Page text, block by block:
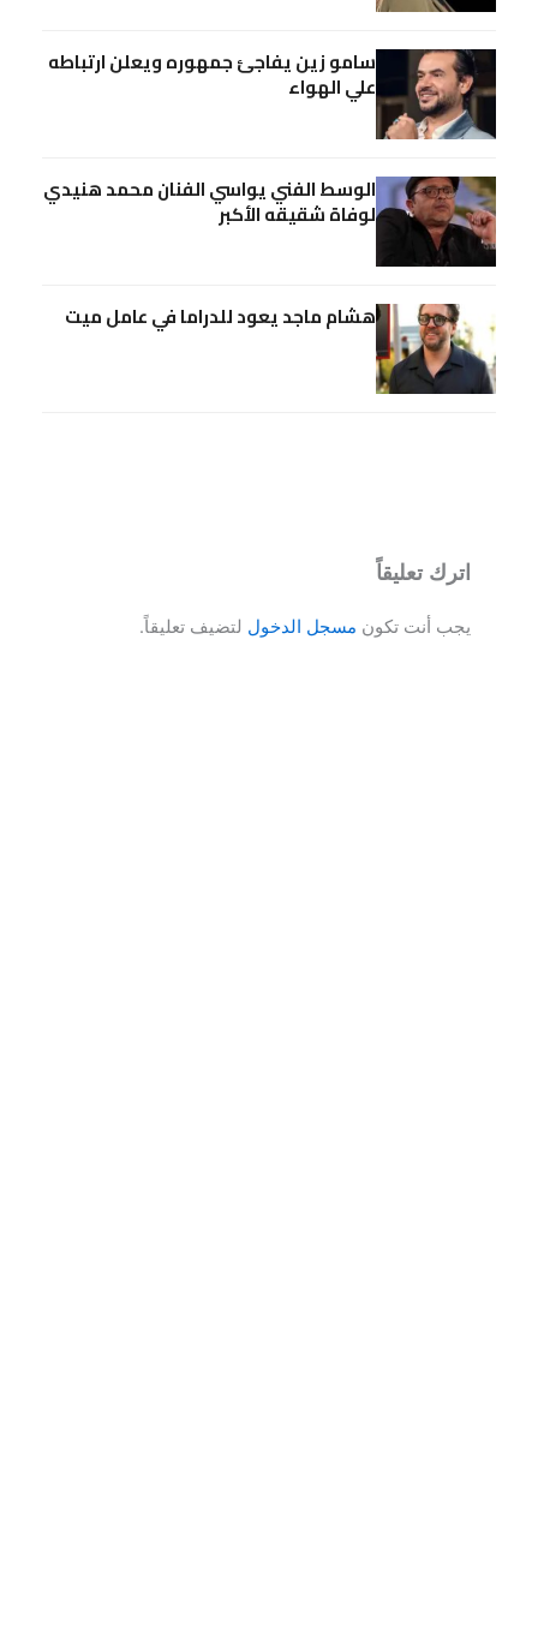
سامو زين يفاجئ جمهوره ويعلن ارتباطه
علي الهواء
الوسط الفني يواسي الفنان محمد هنيدي
لوفاة شقيقه الأكبر
هشام ماجد يعود للدراما في عامل ميت
اترك تعليقاً
يجب أنت تكون مسجل الدخول لتضيف تعليقاً.